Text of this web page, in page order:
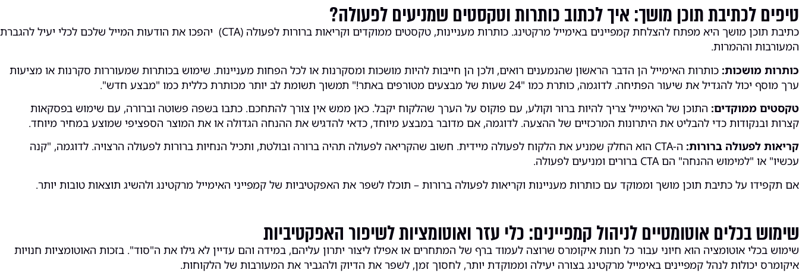
טיפים לכתיבת תוכן מושך: איך לכתוב כותרות וטקסטים שמניעים לפעולה?
כתיבת תוכן מושך היא מפתח להצלחת קמפיינים באימייל מרקטינג. כותרות מעניינות, טקסטים ממוקדים וקריאות ברורות לפעולה (CTA) יהפכו את הודעות המייל שלכם לכלי יעיל להגברת
המעורבות וההמרות.
כותרות מושכות: כותרות האימייל הן הדבר הראשון שהנמענים רואים, ולכן הן חייבות להיות מושכות ומסקרנות או לכל הפחות מעניינות. שימוש בכותרות שמעוררות סקרנות או מציעות
ערך מוסף יכול להגדיל את שיעור הפתיחה. לדוגמה, כותרת כמו "24 שעות של מבצעים מטורפים באתר!" תמשוך תשומת לב יותר מכותרת כללית כמו "מבצע חדש".
טקסטים ממוקדים: התוכן של האימייל צריך להיות ברור וקולע, עם פוקוס על הערך שהלקוח יקבל. כאן ממש אין צורך להתחכם. כתבו בשפה פשוטה וברורה, עם שימוש בפסקאות
קצרות ובנקודות כדי להבליט את היתרונות המרכזיים של ההצעה. לדוגמה, אם מדובר במבצע מיוחד, כדאי להדגיש את ההנחה הגדולה או את המוצר הספציפי שמוצע במחיר מיוחד.
קריאות לפעולה ברורות:
ה-CTA הוא החלק שמניע את הלקוח לפעולה מיידית. חשוב שהקריאה לפעולה תהיה ברורה ובולטת, ותכיל הנחיות ברורות לפעולה הרצויה. לדוגמה, "קנה
עכשיו" או "למימוש ההנחה" הם CTA ברורים ומניעים לפעולה.
אם תקפידו על כתיבת תוכן מושך וממוקד עם כותרות מעניינות וקריאות לפעולה ברורות – תוכלו לשפר את האפקטיביות של קמפייני האימייל מרקטינג ולהשיג תוצאות טובות יותר.
שימוש בכלים אוטומטיים לניהול קמפיינים: כלי עזר ואוטומציות לשיפור האפקטיביות
שימוש בכלי אוטומציה הוא חיוני עבור כל חנות איקומרס שרוצה לעמוד ברף של המתחרים או אפילו ליצור יתרון עליהם, במידה והם עדיין לא גילו את ה"סוד". בזכות האוטומציות חנויות
איקומרס יכולות לנהל קמפיינים באימייל מרקטינג בצורה יעילה וממוקדת יותר, לחסוך זמן, לשפר את הדיוק ולהגביר את המעורבות של הלקוחות.